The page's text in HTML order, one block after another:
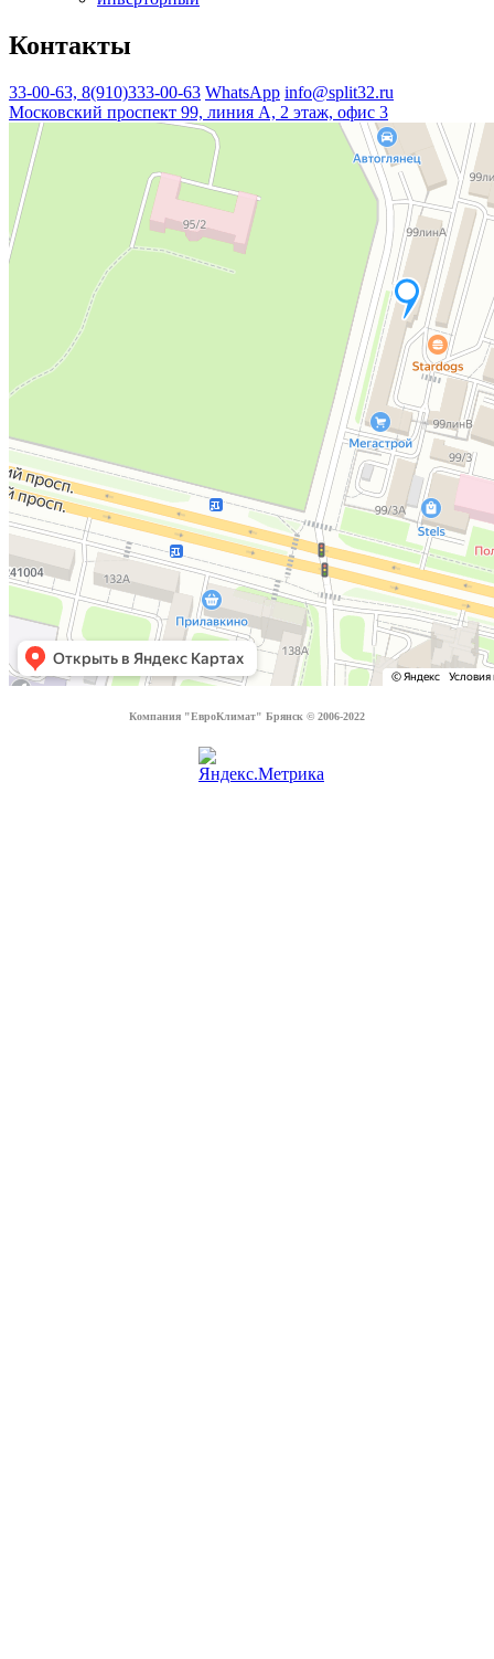
Контакты
33-00-63, 8(910)333-00-63 WhatsApp info@split32.ru
Московский проспект 99, линия А, 2 этаж, офис 3
Компания "ЕвроКлимат" Брянск © 2006-2022